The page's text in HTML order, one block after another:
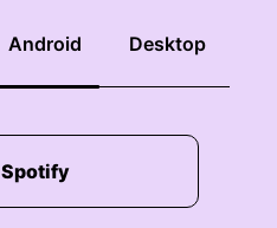
Android Desktop
Spotify